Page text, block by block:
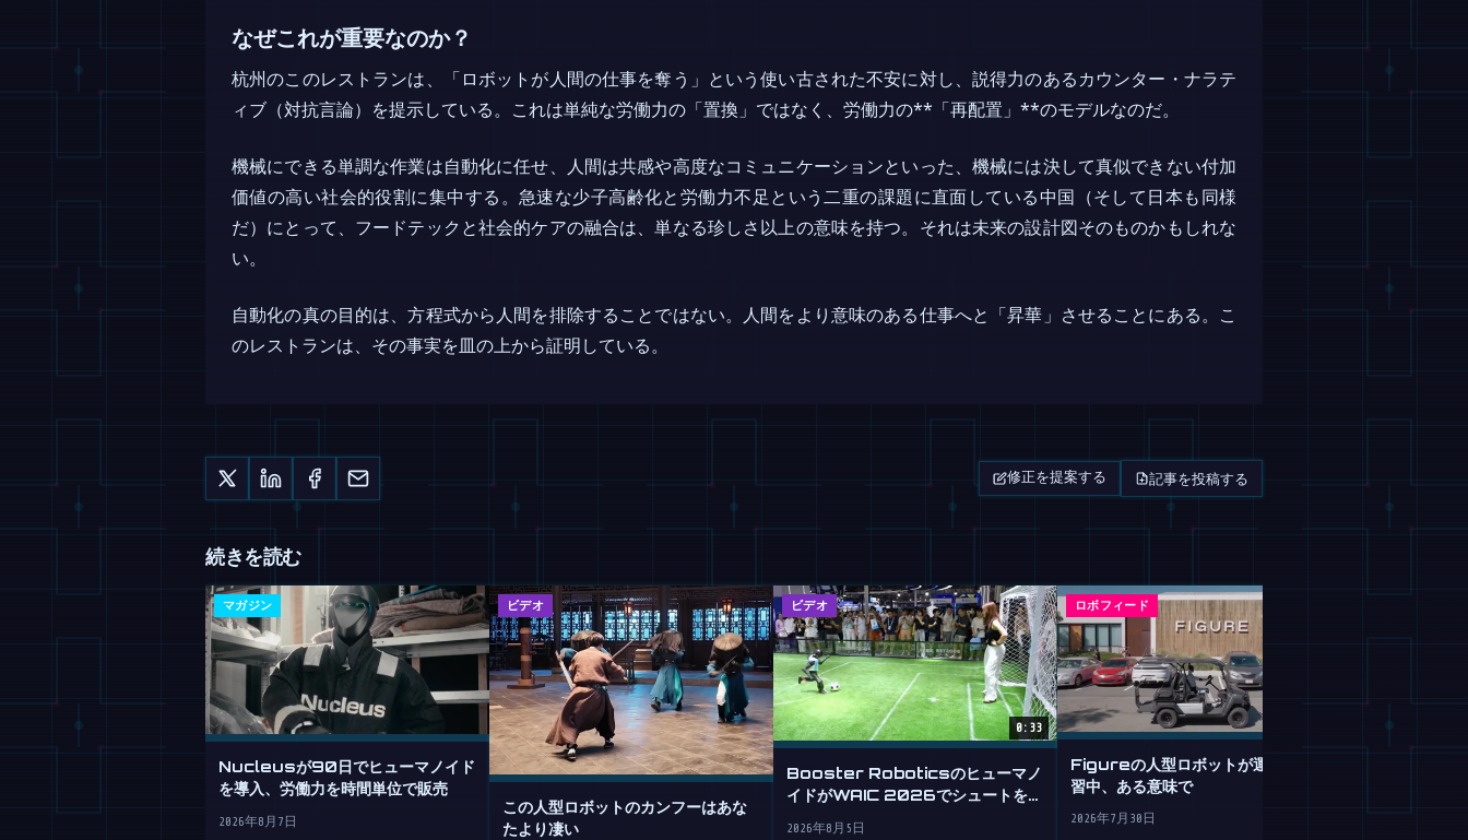
なぜこれが重要なのか？
杭州のこのレストランは、「ロボットが人間の仕事を奪う」という使い古された不安に対し、説得力のあるカウンター・ナラテ
ィブ（対抗言論）を提示している。これは単純な労働力の「置換」ではなく、労働力の**「再配置」**のモデルなのだ。
機械にできる単調な作業は自動化に任せ、人間は共感や高度なコミュニケーションといった、機械には決して真似できない付加
価値の高い社会的役割に集中する。急速な少子高齢化と労働力不足という二重の課題に直面している中国（そして日本も同様
だ）にとって、フードテックと社会的ケアの融合は、単なる珍しさ以上の意味を持つ。それは未来の設計図そのものかもしれな
い。
自動化の真の目的は、方程式から人間を排除することではない。人間をより意味のある仕事へと「昇華」させることにある。こ
のレストランは、その事実を皿の上から証明している。
修正を提案する 記事を投稿する
続きを読む
マガジン
Nucleusが90日でヒューマノイド
を導入、労働力を時間単位で販売
2026年8月7日
ビデオ
この人型ロボットのカンフーはあな
たより凄い
ビデオ
0:33
Booster Roboticsのヒューマノ
イドがWAIC 2026でシュートを決
2026年8月5日
ロボフィード
Figureの人型ロボットが運転を学
習中、ある意味で
2026年7月30日